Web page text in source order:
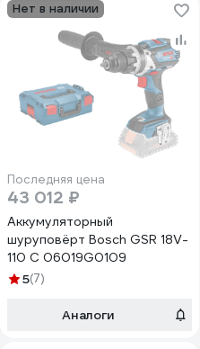
Нет в наличии
Последняя цена
43 012 ₽
Аккумуляторный
шуруповёрт Bosch GSR 18V-
110 C 06019G0109
5(7)
Аналоги